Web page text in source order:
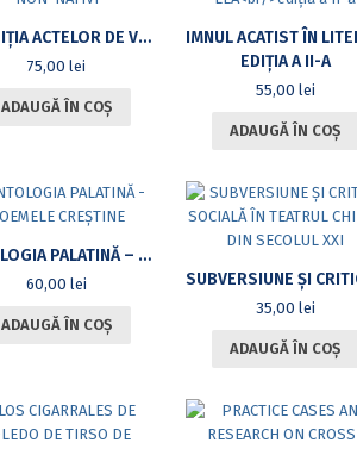
ACHIZIȚIA ACTELOR DE VORBIRE DIRECTIVE ÎN LIMBA ROMÂNĂ DE CĂTRE NON-NATIVI
75,00lei
ADAUGĂ ÎN COȘ
EDIȚIA A II-A
55,00 lei
ADAUGĂ ÎN COȘ
ANTOLOGIA PALATINĂ – POEMELE CREȘTINE
60,00lei
ADAUGĂ ÎN COȘ
35,00 lei
ADAUGĂ ÎN COȘ